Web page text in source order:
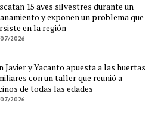
15 aves silvestres durante un
y exponen un problema que
en la región
2026
Javier y Yacanto apuesta a las huertas
con un taller que reunió a
de todas las edades
2026